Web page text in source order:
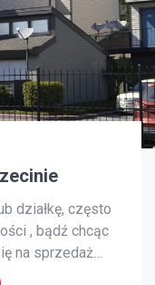
działkę, często
, bądź chcąc
na sprzedaż
trwa to